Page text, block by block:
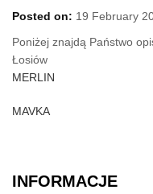
Posted on: 19 February
Poniżej znajdą Państwo
Łosiów
MERLIN
MAVKA
INFORMACJE